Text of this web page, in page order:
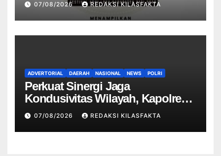
Produk Lokal
07/08/2026 REDAKSI KILASFAKTA
ADVERTORIAL DAERAH NASIONAL NEWS POLRI
Perkuat Sinergi Jaga
Kondusivitas Wilayah, Kapolres
Ngawi Pimpin Curhat Kamtibmas
07/08/2026 REDAKSI KILASFAKTA